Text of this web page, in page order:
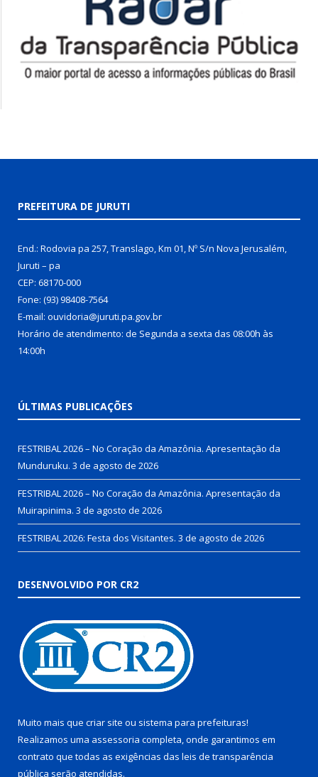
PREFEITURA DE JURUTI
End.: Rodovia pa 257, Translago, Km 01, Nº S/n Nova Jerusalém,
Juruti – pa
CEP: 68170-000
Fone: (93) 98408-7564
E-mail: ouvidoria@juruti.pa.gov.br
Horário de atendimento: de Segunda a sexta das 08:00h às
14:00h
ÚLTIMAS PUBLICAÇÕES
FESTRIBAL 2026 – No Coração da Amazônia. Apresentação da
Munduruku. 3 de agosto de 2026
FESTRIBAL 2026 – No Coração da Amazônia. Apresentação da
Muirapinima. 3 de agosto de 2026
FESTRIBAL 2026: Festa dos Visitantes. 3 de agosto de 2026
DESENVOLVIDO POR CR2
Muito mais que criar site ou sistema para prefeituras!
Realizamos uma assessoria completa, onde garantimos em
contrato que todas as exigências das leis de transparência
pública serão atendidas.